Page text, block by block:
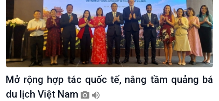
Mở rộng hợp tác quốc tế, nâng tầm quảng bá
du lịch Việt Nam